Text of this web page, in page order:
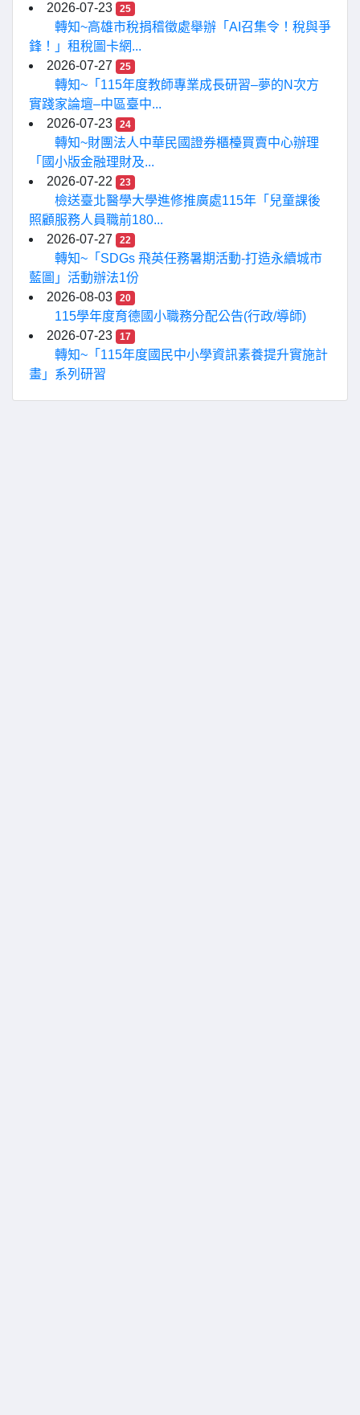
2026-07-23
25
轉知~高雄市稅捐稽徵處舉辦「AI召集令！稅與爭
鋒！」租稅圖卡網...
2026-07-27
25
轉知~「115年度教師專業成長研習–夢的N次方
實踐家論壇–中區臺中...
2026-07-23
24
轉知~財團法人中華民國證券櫃檯買賣中心辦理
「國小版金融理財及...
2026-07-22
23
檢送臺北醫學大學進修推廣處115年「兒童課後
照顧服務人員職前180...
2026-07-27
22
轉知~「SDGs 飛英任務暑期活動-打造永續城市
藍圖」活動辦法1份
2026-08-03
20
115學年度育德國小職務分配公告(行政/導師)
2026-07-23
17
轉知~「115年度國民中小學資訊素養提升實施計
畫」系列研習